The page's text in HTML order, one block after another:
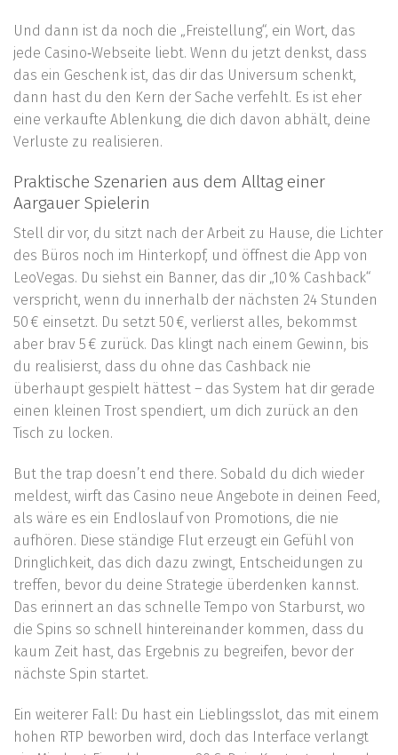
Und dann ist da noch die „Freistellung“, ein Wort, das
jede Casino‑Webseite liebt. Wenn du jetzt denkst, dass
das ein Geschenk ist, das dir das Universum schenkt,
dann hast du den Kern der Sache verfehlt. Es ist eher
eine verkaufte Ablenkung, die dich davon abhält, deine
Verluste zu realisieren.
Praktische Szenarien aus dem Alltag einer
Aargauer Spielerin
Stell dir vor, du sitzt nach der Arbeit zu Hause, die Lichter
des Büros noch im Hinterkopf, und öffnest die App von
LeoVegas. Du siehst ein Banner, das dir „10 % Cashback“
verspricht, wenn du innerhalb der nächsten 24 Stunden
50 € einsetzt. Du setzt 50 €, verlierst alles, bekommst
aber brav 5 € zurück. Das klingt nach einem Gewinn, bis
du realisierst, dass du ohne das Cashback nie
überhaupt gespielt hättest – das System hat dir gerade
einen kleinen Trost spendiert, um dich zurück an den
Tisch zu locken.
But the trap doesn’t end there. Sobald du dich wieder
meldest, wirft das Casino neue Angebote in deinen Feed,
als wäre es ein Endloslauf von Promotions, die nie
aufhören. Diese ständige Flut erzeugt ein Gefühl von
Dringlichkeit, das dich dazu zwingt, Entscheidungen zu
treffen, bevor du deine Strategie überdenken kannst.
Das erinnert an das schnelle Tempo von Starburst, wo
die Spins so schnell hintereinander kommen, dass du
kaum Zeit hast, das Ergebnis zu begreifen, bevor der
nächste Spin startet.
Ein weiterer Fall: Du hast ein Lieblingsslot, das mit einem
hohen RTP beworben wird, doch das Interface verlangt